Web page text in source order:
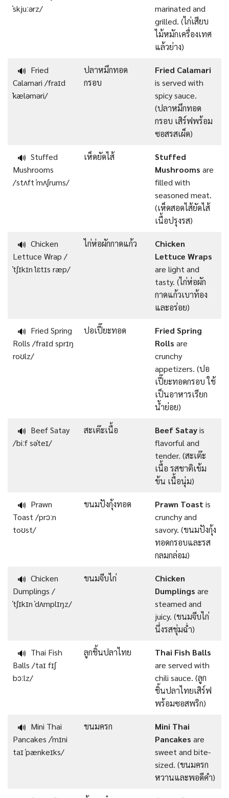
ˈskjuːərz/
marinated and
grilled. (ไก่เสียบ
ไม้หมักเครื่องเทศ
แล้วย่าง)
🔊 Fried
Calamari /fraɪd
ˈkæləməri/
ปลาหมึกทอด
กรอบ
Fried Calamari
is served with
spicy sauce.
(ปลาหมึกทอด
กรอบ เสิร์ฟพร้อม
ซอสรสเผ็ด)
🔊 Stuffed
Mushrooms
/stʌft ˈmʌʃrums/
เห็ดยัดไส้
Stuffed
Mushrooms are
filled with
seasoned meat.
(เห็ดสอดไส้ยัดไส้
เนื้อปรุงรส)
🔊 Chicken
Lettuce Wrap /
ˈtʃɪkɪn ˈlɛtɪs ræp/
ไก่ห่อผักกาดแก้ว
Chicken
Lettuce Wraps
are light and
tasty. (ไก่ห่อผัก
กาดแก้วเบาท้อง
และอร่อย)
🔊 Fried Spring
Rolls /fraɪd sprɪŋ
roʊlz/
ปอเปี๊ยะทอด
Fried Spring
Rolls are
crunchy
appetizers. (ปอ
เปี๊ยะทอดกรอบ ใช้
เป็นอาหารเรียก
น้ำย่อย)
🔊 Beef Satay
/biːf səˈteɪ/
สะเต๊ะเนื้อ Beef Satayis
flavorful and
tender. (สะเต๊ะ
เนื้อ รสชาติเข้ม
ข้น เนื้อนุ่ม)
🔊 Prawn
Toast /prɔːn
toʊst/
ขนมปังกุ้งทอด Prawn Toast is
crunchy and
savory. (ขนมปังกุ้ง
ทอดกรอบและรส
กลมกล่อม)
🔊 Chicken
Dumplings /
ˈtʃɪkɪn ˈdʌmplɪŋz/
ขนมจีบไก่
Chicken
Dumplings are
steamed and
juicy. (ขนมจีบไก่
นึ่งรสชุ่มฉ่ำ)
🔊 Thai Fish
Balls /taɪ fɪʃ
bɔːlz/
ลูกชิ้นปลาไทย
Thai Fish Balls
are served with
chili sauce. (ลูก
ชิ้นปลาไทยเสิร์ฟ
พร้อมซอสพริก)
🔊 Mini Thai
Pancakes /ˈmɪni
taɪ ˈpænkeɪks/
ขนมครก
Mini Thai
Pancakes are
sweet and bite-
sized. (ขนมครก
หวานและพอดีคำ)